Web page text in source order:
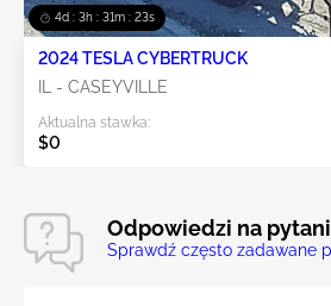
4d : 3h : 31m : 22s
2024 TESLA CYBERTRUCK
IL - CASEYVILLE
Aktualna stawka:
$0
Odpowiedzi na
Sprawdź często zadawane